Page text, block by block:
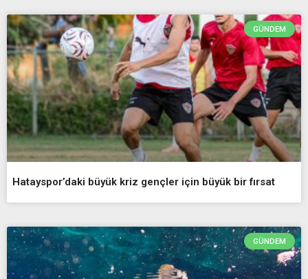
GÜNDEM
Hatayspor’daki büyük kriz gençler için büyük bir fırsat
GÜNDEM